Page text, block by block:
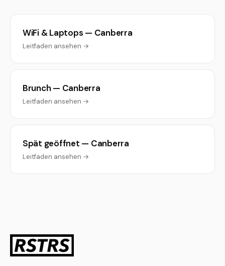
WiFi & Laptops — Canberra
Leitfaden ansehen →
Brunch — Canberra
Leitfaden ansehen →
Spät geöffnet — Canberra
Leitfaden ansehen →